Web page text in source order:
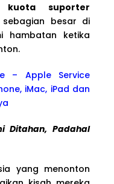
suporter
besar di
hambatan ketika
– Apple Service
iMac, iPad dan
Ditahan, Padahal
yang menonton